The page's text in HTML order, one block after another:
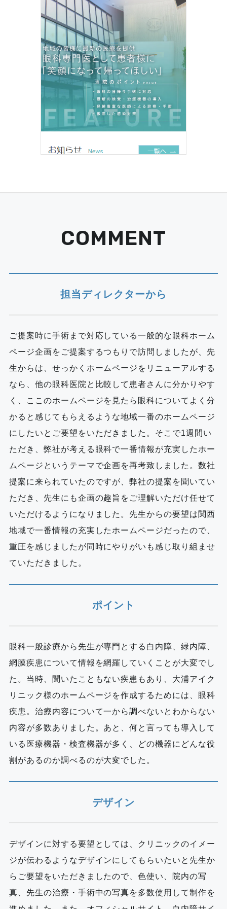
COMMENT
担当ディレクターから
ご提案時に手術まで対応している一般的な眼科ホーム
ページ企画をご提案するつもりで訪問しましたが、先
生からは、せっかくホームページをリニューアルする
なら、他の眼科医院と比較して患者さんに分かりやす
く、ここのホームページを見たら眼科についてよく分
かると感じてもらえるような地域一番のホームページ
にしたいとご要望をいただきました。そこで1週間い
ただき、弊社が考える眼科で一番情報が充実したホー
ムページというテーマで企画を再考致しました。数社
提案に来られていたのですが、弊社の提案を聞いてい
ただき、先生にも企画の趣旨をご理解いただけ任せて
いただけるようになりました。先生からの要望は関西
地域で一番情報の充実したホームページだったので、
重圧を感じましたが同時にやりがいも感じ取り組ませ
ていただきました。
ポイント
眼科一般診療から先生が専門とする白内障、緑内障、
網膜疾患について情報を網羅していくことが大変でし
た。当時、聞いたこともない疾患もあり、大浦アイク
リニック様のホームページを作成するためには、眼科
疾患。治療内容について一から調べないとわからない
内容が多数ありました。あと、何と言っても導入して
いる医療機器・検査機器が多く、どの機器にどんな役
割があるのか調べるのが大変でした。
デザイン
デザインに対する要望としては、クリニックのイメー
ジが伝わるようなデザインにしてもらいたいと先生か
らご要望をいただきましたので、色使い、院内の写
真、先生の治療・手術中の写真を多数使用して制作を